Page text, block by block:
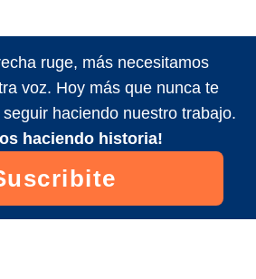
ruge, más necesitamos
voz. Hoy más que nunca te
haciendo nuestro trabajo.
haciendo historia!